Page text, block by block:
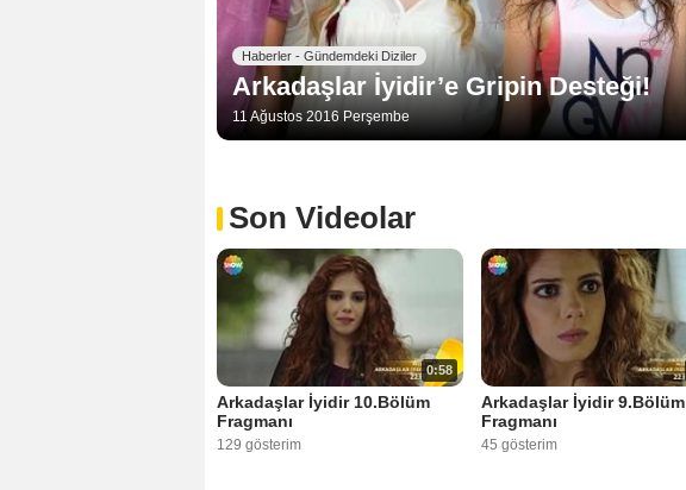
Haberler - Gündemdeki Diziler
Arkadaşlar İyidir’e Gripin Desteği!
11 Ağustos 2016 Perşembe
Son Videolar
0:58
Arkadaşlar İyidir 10.Bölüm
Fragmanı
129 gösterim
Arkadaşlar İyidir 9.Bölüm
Fragmanı
45 gösterim